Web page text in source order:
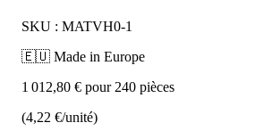
SKU : MATVH0-1
🇪🇺 Made in Europe
1 012,80 € pour 240 pièces
(4,22 €/unité)